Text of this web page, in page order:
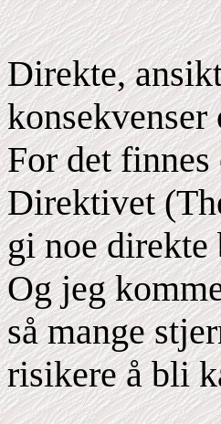
Direkte,
For det
Direktivet
gi noe direkte
Og jeg
så mange
risikere å bli